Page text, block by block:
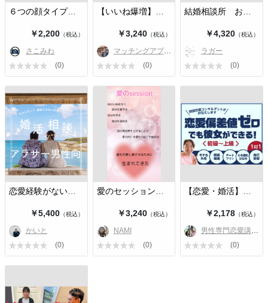
このように、どんな些細なことでもお悩みをお聞きし、アドバイスを
致します◎
〜こんな方にオススメです〜
✅ プロフィールの作り方がわからない
✅ デートに誘うタイミングを知りたい
✅ 自分に自信がない
✅ 彼女がほしいけど上手くいかない
✅ マッチングアプリを始めたいけどよくわからない
✅ 異性の反応を変えたい
✅ 結婚したいけど出会いがない
✅ 女性の意見を聞きたい
✅ 誰かに悩みを聞いてほしい
1つでも当てはまる方にオススメのチケットです！
〜オンライン〜
ZOOMを使用しますので事前にZOOMアプリのインストールをお願い
AM10:00～PM21:00
所要時間は30分〜1時間程度です！
６つの顔タイプから診断する恋愛傾向…
￥2,200（税込）
さこみわ
(0)
￥3,240 （税込）
マッチングアプリ講師けん
(0)
￥4,320（税込）
ラガー
(0)
￥5,400（税込）
かいと
(0)
￥3,240 （税込）
NAMI
(0)
￥2,178（税込）
男性専門恋愛講師ちばゆうき
(0)